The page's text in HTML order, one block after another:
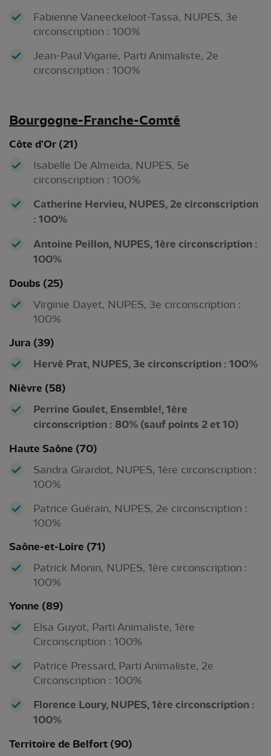
Fabienne Vaneeckeloot-Tassa, NUPES, 3e
circonscription : 100%
Jean-Paul Vigarie, Parti Animaliste, 2e
circonscription : 100%
Bourgogne-Franche-Comté
Côte d'Or (21)
Isabelle De Almeida, NUPES, 5e
circonscription : 100%
Catherine Hervieu, NUPES, 2e circonscription
: 100%
Antoine Peillon, NUPES, 1ère circonscription :
100%
Doubs (25)
Virginie Dayet, NUPES, 3e circonscription :
100%
Jura (39)
Hervé Prat, NUPES, 3e circonscription : 100%
Nièvre (58)
Perrine Goulet, Ensemble!, 1ère
circonscription : 80% (sauf points 2 et 10)
Haute Saône (70)
Sandra Girardot, NUPES, 1ère circonscription :
100%
Patrice Guérain, NUPES, 2e circonscription :
100%
Saône-et-Loire (71)
Patrick Monin, NUPES, 1ère circonscription :
100%
Yonne (89)
Elsa Guyot, Parti Animaliste, 1ère
Circonscription : 100%
Patrice Pressard, Parti Animaliste, 2e
Circonscription : 100%
Florence Loury, NUPES, 1ère circonscription :
100%
Territoire de Belfort (90)